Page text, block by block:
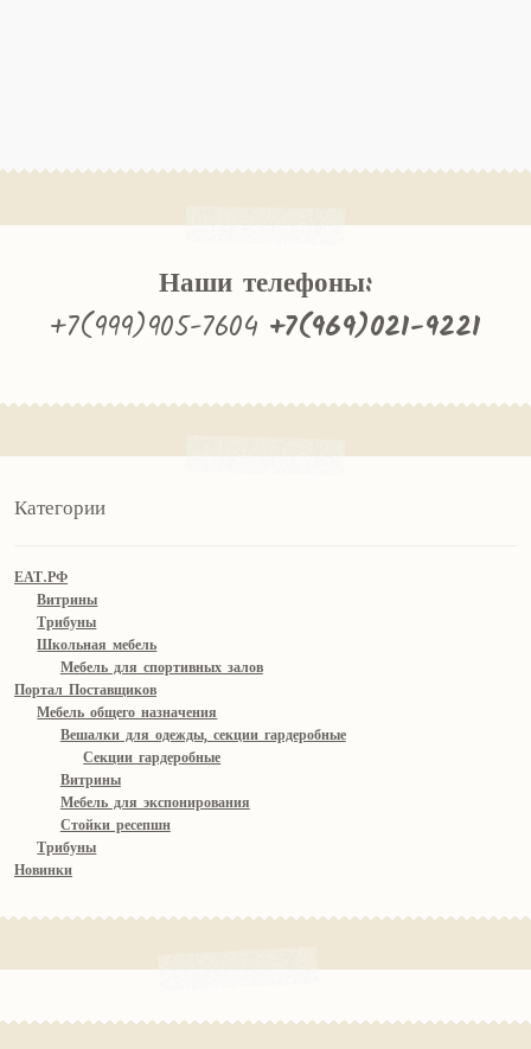
Наши телефоны:
+7(999)905-7604 +7(969)021-9221
Категории
ЕАТ.РФ
Витрины
Трибуны
Школьная мебель
Мебель для спортивных залов
Портал Поставщиков
Мебель общего назначения
Вешалки для одежды, секции гардеробные
Секции гардеробные
Витрины
Мебель для экспонирования
Стойки ресепшн
Трибуны
Новинки